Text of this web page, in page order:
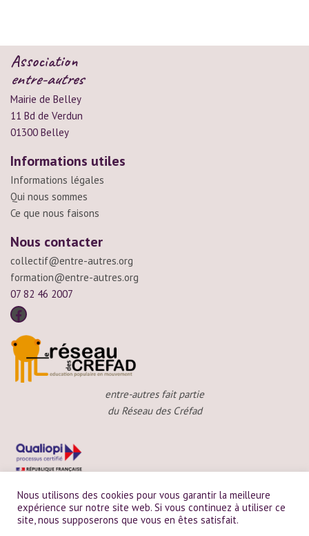
Association
entre-autres
Mairie de Belley
11 Bd de Verdun
01300 Belley
Informations utiles
Informations légales
Qui nous sommes
Ce que nous faisons
Nous contacter
collectif@entre-autres.org
formation@entre-autres.org
07 82 46 2007
entre-autres fait partie
du Réseau des Créfad
entre-autres est certifié Qualiopi
Nous utilisons des cookies pour vous garantir la meilleure
expérience sur notre site web. Si vous continuez à utiliser ce
site, nous supposerons que vous en êtes satisfait.